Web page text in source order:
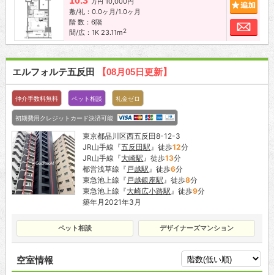
敷/礼：0.0ヶ月/1.0ヶ月
階 数：6階
間/広：1K 23.11m2
お
エルフォルテ五反田 【08月05日更新】
仲介手数料無料 ペット相談 礼金ゼロ
初期費用クレジットカード決済可能
東京都品川区西五反田8-12-3
JR山手線『五反田駅』徒歩12分
JR山手線『大崎駅』徒歩13分
都営浅草線『 戸越駅』徒歩6分
東急池上線『 戸越銀座駅』徒歩8分
東急池上線『大崎広小路駅』徒歩9分
築年月2021年3月
ペット相談 デザイナーズマンション
空室情報